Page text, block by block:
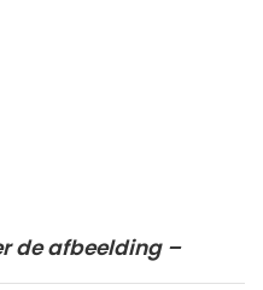
de afbeelding –